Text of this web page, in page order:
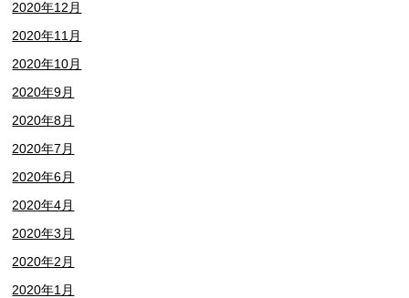
2020年12月
2020年11月
2020年10月
2020年9月
2020年8月
2020年7月
2020年6月
2020年4月
2020年3月
2020年2月
2020年1月